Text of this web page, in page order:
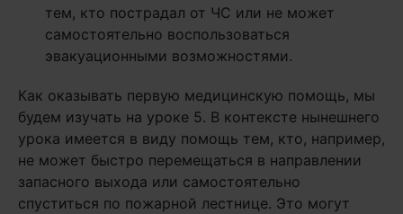
тем, кто пострадал от ЧС или не может
самостоятельно воспользоваться
эвакуационными возможностями.
Как оказывать первую медицинскую помощь, мы
будем изучать на уроке 5. В контексте нынешнего
урока имеется в виду помощь тем, кто, например,
не может быстро перемещаться в направлении
запасного выхода или самостоятельно
спуститься по пожарной лестнице. Это могут